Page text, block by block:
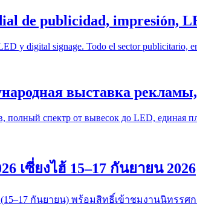
de publicidad, impresión,
y digital signage. Todo el sector publicitario,
выставка
полный спектр от вывесок до LED, единая
เซี่ยงไฮ้ 15–17 กันยายน 2026
(15–17 กันยายน) พร้อมสิทธิ์เข้าชมงานนิท